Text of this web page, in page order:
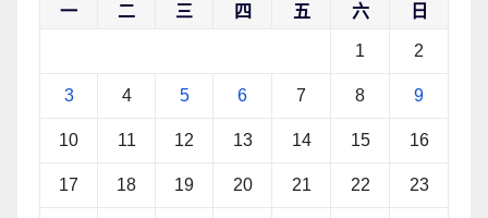
一 二 三 四 五 六 日
1 2
3 4 5 6 7 8 9
10 11 12 13 14 15 16
17 18 19 20 21 22 23